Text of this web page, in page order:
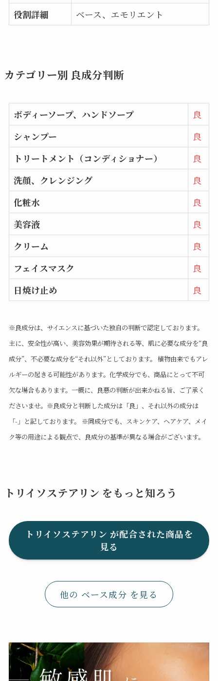
役割詳細 ベース、エモリエント
カテゴリー別 良成分判断
ボディーソープ、ハンドソープ
良
シャンプー
良
トリートメント（コンディショナー）
良
洗顔、クレンジング
良
化粧水
良
美容液
良
クリーム
良
フェイスマスク
良
日焼け止め
良
※良成分は、サイエンスに基づいた独自の判断で認定しております。
主に、安全性が高い、美容効果が期待される等、肌に必要な成分を“良
成分”、不必要な成分を“それ以外”としております。 植物由来でもアレ
ルギーの起きる可能性があります。化学成分でも、商品にとって不可
欠な場合もあります。一概に、良悪の判断が出来かねる旨、ご了承く
ださいませ。※良成分と判断した成分は「良」、それ以外の成分は
「-」と記しております。 ※同成分でも、スキンケア、ヘアケア、メイ
ク等の用途による観点で、良成分の基準が異なる場合がございます。
トリイソステアリン をもっと知ろう
トリイソステアリン が配合された商品を
見る
他の ベース成分 を見る